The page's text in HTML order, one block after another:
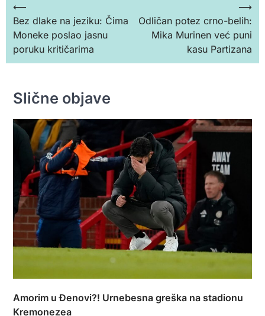
Кретање
чланка
⟵
Bez dlake na jeziku: Čima
Moneke poslao jasnu
poruku kritičarima
Odličan potez crno-belih:
Mika Murinen već puni
kasu Partizana
⟶
Slične objave
Amorim u Đenovi?! Urnebesna greška na stadionu
Kremonezea